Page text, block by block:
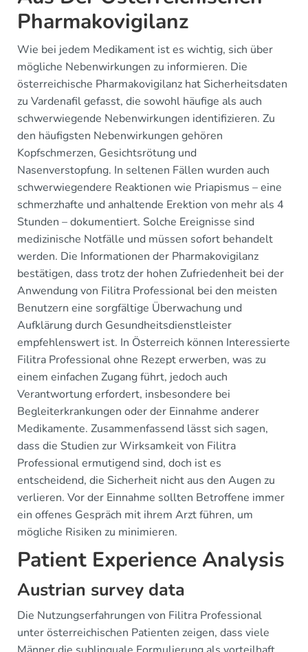
Pharmakovigilanz
Wie bei jedem Medikament ist es wichtig, sich über
mögliche Nebenwirkungen zu informieren. Die
österreichische Pharmakovigilanz hat Sicherheitsdaten
zu Vardenafil gefasst, die sowohl häufige als auch
schwerwiegende Nebenwirkungen identifizieren. Zu
den häufigsten Nebenwirkungen gehören
Kopfschmerzen, Gesichtsrötung und
Nasenverstopfung. In seltenen Fällen wurden auch
schwerwiegendere Reaktionen wie Priapismus – eine
schmerzhafte und anhaltende Erektion von mehr als 4
Stunden – dokumentiert. Solche Ereignisse sind
medizinische Notfälle und müssen sofort behandelt
werden. Die Informationen der Pharmakovigilanz
bestätigen, dass trotz der hohen Zufriedenheit bei der
Anwendung von Filitra Professional bei den meisten
Benutzern eine sorgfältige Überwachung und
Aufklärung durch Gesundheitsdienstleister
empfehlenswert ist. In Österreich können Interessierte
Filitra Professional ohne Rezept erwerben, was zu
einem einfachen Zugang führt, jedoch auch
Verantwortung erfordert, insbesondere bei
Begleiterkrankungen oder der Einnahme anderer
Medikamente. Zusammenfassend lässt sich sagen,
dass die Studien zur Wirksamkeit von Filitra
Professional ermutigend sind, doch ist es
entscheidend, die Sicherheit nicht aus den Augen zu
verlieren. Vor der Einnahme sollten Betroffene immer
ein offenes Gespräch mit ihrem Arzt führen, um
mögliche Risiken zu minimieren.
Patient Experience Analysis
Austrian survey data
Die Nutzungserfahrungen von Filitra Professional
unter österreichischen Patienten zeigen, dass viele